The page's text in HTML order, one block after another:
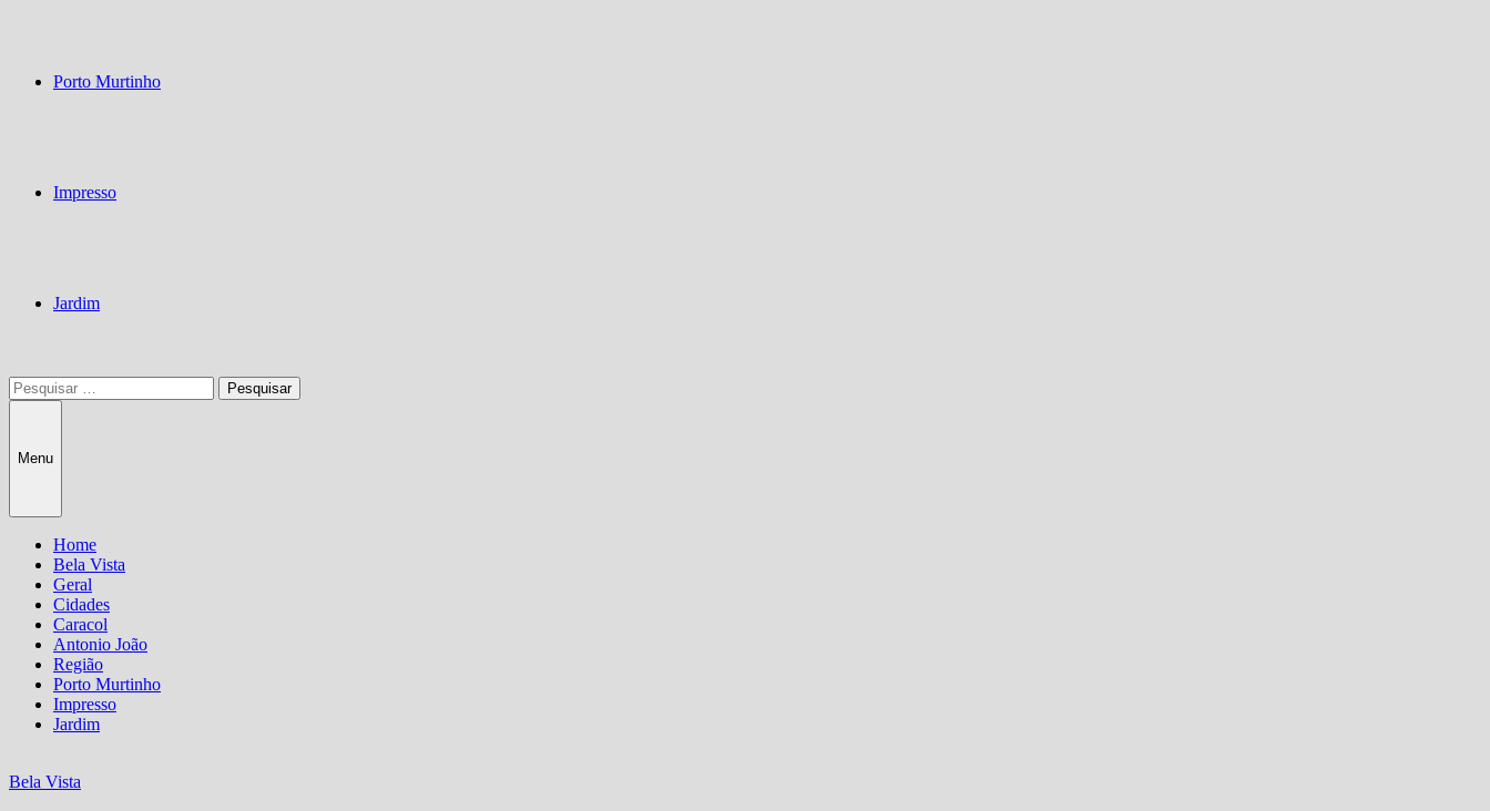
Porto Murtinho
Impresso
Jardim
Pesquisar
por:
Menu
Home
Bela Vista
Geral
Cidades
Caracol
Antonio João
Região
Porto Murtinho
Impresso
Jardim
Bela Vista